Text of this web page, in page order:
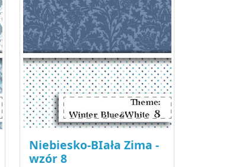
Niebiesko-BIała Zima -
wzór 8